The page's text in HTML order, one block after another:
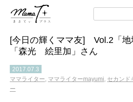
索:
[今日の輝くママ友] Vol.2「地
「森光 絵里加」さん
2017.07.3
ママライター, ママライターmayumi, セカンド
ー
トップ
ママのカラダとココロ